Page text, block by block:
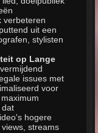
verbeteren
uit een
stylisten
op Lange
issues met
voor
dat
hogere
streams